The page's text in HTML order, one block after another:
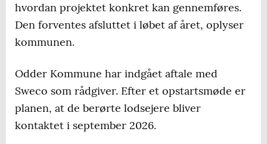
Horsens Fjord.
Pengene skal blandt andet gå til opkøb af
landbrugsjord og skovrejsning.
Kilde: Ministeriet for Grøn Trepart
hvordan projektet konkret kan gennemføres.
Den forventes afsluttet i løbet af året, oplyser
kommunen.
Odder Kommune har indgået aftale med
Sweco som rådgiver. Efter et opstartsmøde er
planen, at de berørte lodsejere bliver
kontaktet i september 2026.